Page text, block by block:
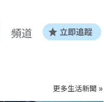
更多生活新聞 »